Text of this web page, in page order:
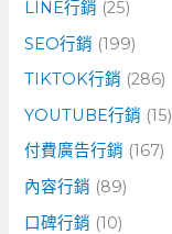
LINE行銷 (25)
SEO行銷 (199)
TIKTOK行銷 (286)
YOUTUBE行銷 (15)
付費廣告行銷 (167)
內容行銷 (89)
口碑行銷 (10)